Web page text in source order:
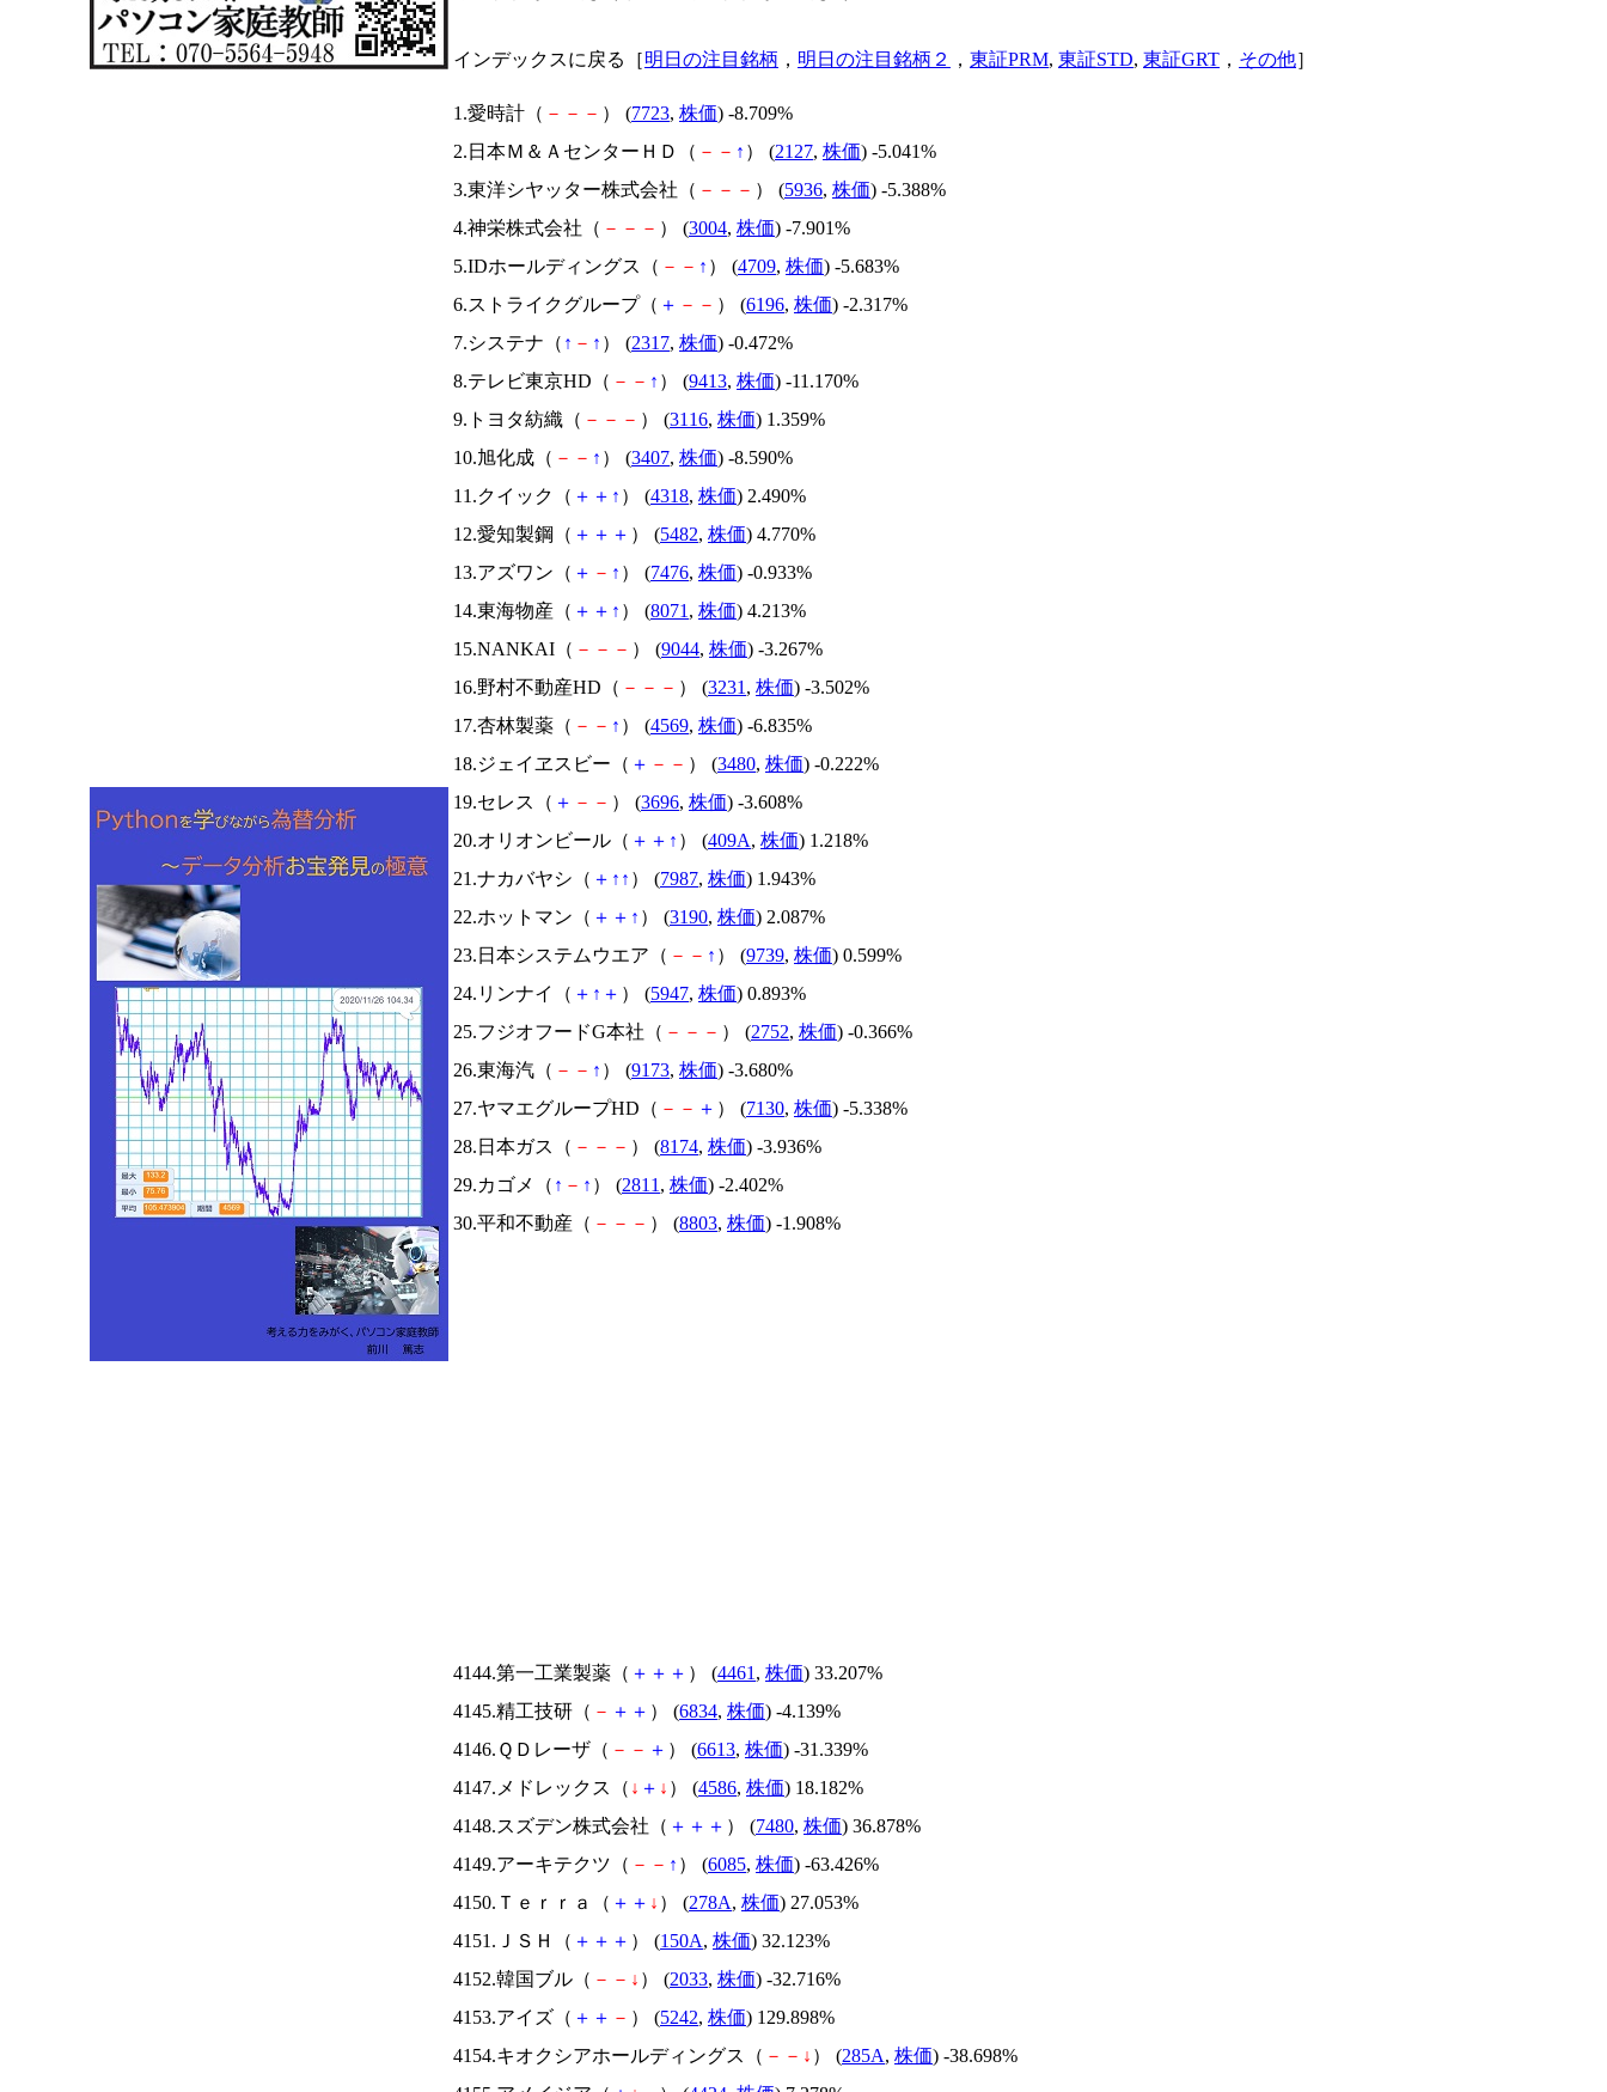
インデックスに戻る［明日の注目銘柄 ， 明日の注目銘柄２ ， 東証PRM, 東証STD, 東証GRT ， その他］
1.愛時計（ － － － ） (7723, 株価) -8.709%
2.日本Ｍ＆ＡセンターＨＤ（ － － ↑ ） (2127, 株価) -5.041%
3.東洋シヤッター株式会社（ － － － ） (5936, 株価) -5.388%
4.神栄株式会社（ － － － ） (3004, 株価) -7.901%
5.IDホールディングス（ － － ↑ ） (4709, 株価) -5.683%
6.ストライクグループ（ ＋ － － ） (6196, 株価) -2.317%
7.システナ（ ↑ － ↑ ） (2317, 株価) -0.472%
8.テレビ東京HD（ － － ↑ ） (9413, 株価) -11.170%
9.トヨタ紡織（ － － － ） (3116, 株価) 1.359%
10.旭化成（ － － ↑ ） (3407, 株価) -8.590%
11.クイック（ ＋ ＋ ↑ ） (4318, 株価) 2.490%
12.愛知製鋼（ ＋ ＋ ＋ ） (5482, 株価) 4.770%
13.アズワン（ ＋ － ↑ ） (7476, 株価) -0.933%
14.東海物産（ ＋ ＋ ↑ ） (8071 , 株価) 4.213%
15.NANKAI（ － － － ） (9044, 株価) -3.267%
16.野村不動産HD（ － － － ） (3231 , 株価) -3.502%
17.杏林製薬（ － － ↑ ） (4569, 株価) -6.835%
18.ジェイヱスビー（ ＋ － － ） (3480, 株価) -0.222%
19.セレス（ ＋ － － ） (3696, 株価) -3.608%
20.オリオンビール（ ＋ ＋ ↑ ） (409A, 株価) 1.218%
21.ナカバヤシ（ ＋ ↑ ↑ ） (7987, 株価) 1.943%
22.ホットマン（ ＋ ＋ ↑ ） (3190, 株価) 2.087%
23.日本システムウエア（ － － ↑ ） (9739, 株価) 0.599%
24.リンナイ（ ＋ ↑ ＋ ） (5947, 株価) 0.893%
25.フジオフードG本社（ － － － ） (2752, 株価) -0.366%
26.東海汽（ － － ↑ ） (9173, 株価) -3.680%
27.ヤマエグループHD（ － － ＋ ） (7130, 株価) -5.338%
28.日本ガス（ － － － ） (8174, 株価) -3.936%
29.カゴメ（ ↑ － ↑ ） (2811 , 株価) -2.402%
30.平和不動産（ － － － ） (8803, 株価) -1.908%
4144.第一工業製薬（ ＋ ＋ ＋ ） (4461 , 株価) 33.207%
4145.精工技研（ － ＋ ＋ ） (6834, 株価) -4.139%
4146.ＱＤレーザ（ － － ＋ ） (6613, 株価) -31.339%
4147.メドレックス（ ↓ ＋ ↓ ） (4586, 株価) 18.182%
4148.スズデン株式会社（ ＋ ＋ ＋ ） (7480, 株価) 36.878%
4149.アーキテクツ（ － － ↑ ） (6085, 株価) -63.426%
4150.Ｔｅｒｒａ（ ＋ ＋ ↓ ） (278A, 株価) 27.053%
4151.ＪＳＨ（ ＋ ＋ ＋ ） (150A, 株価) 32.123%
4152.韓国ブル（ － － ↓ ） (2033, 株価) -32.716%
4153.アイズ（ ＋ ＋ － ） (5242, 株価) 129.898%
4154.キオクシアホールディングス（ － － ↓ ） (285A, 株価) -38.698%